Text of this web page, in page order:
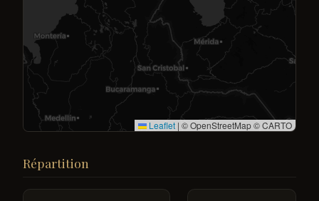
Leaflet | © OpenStreetMap © CARTO
Répartition